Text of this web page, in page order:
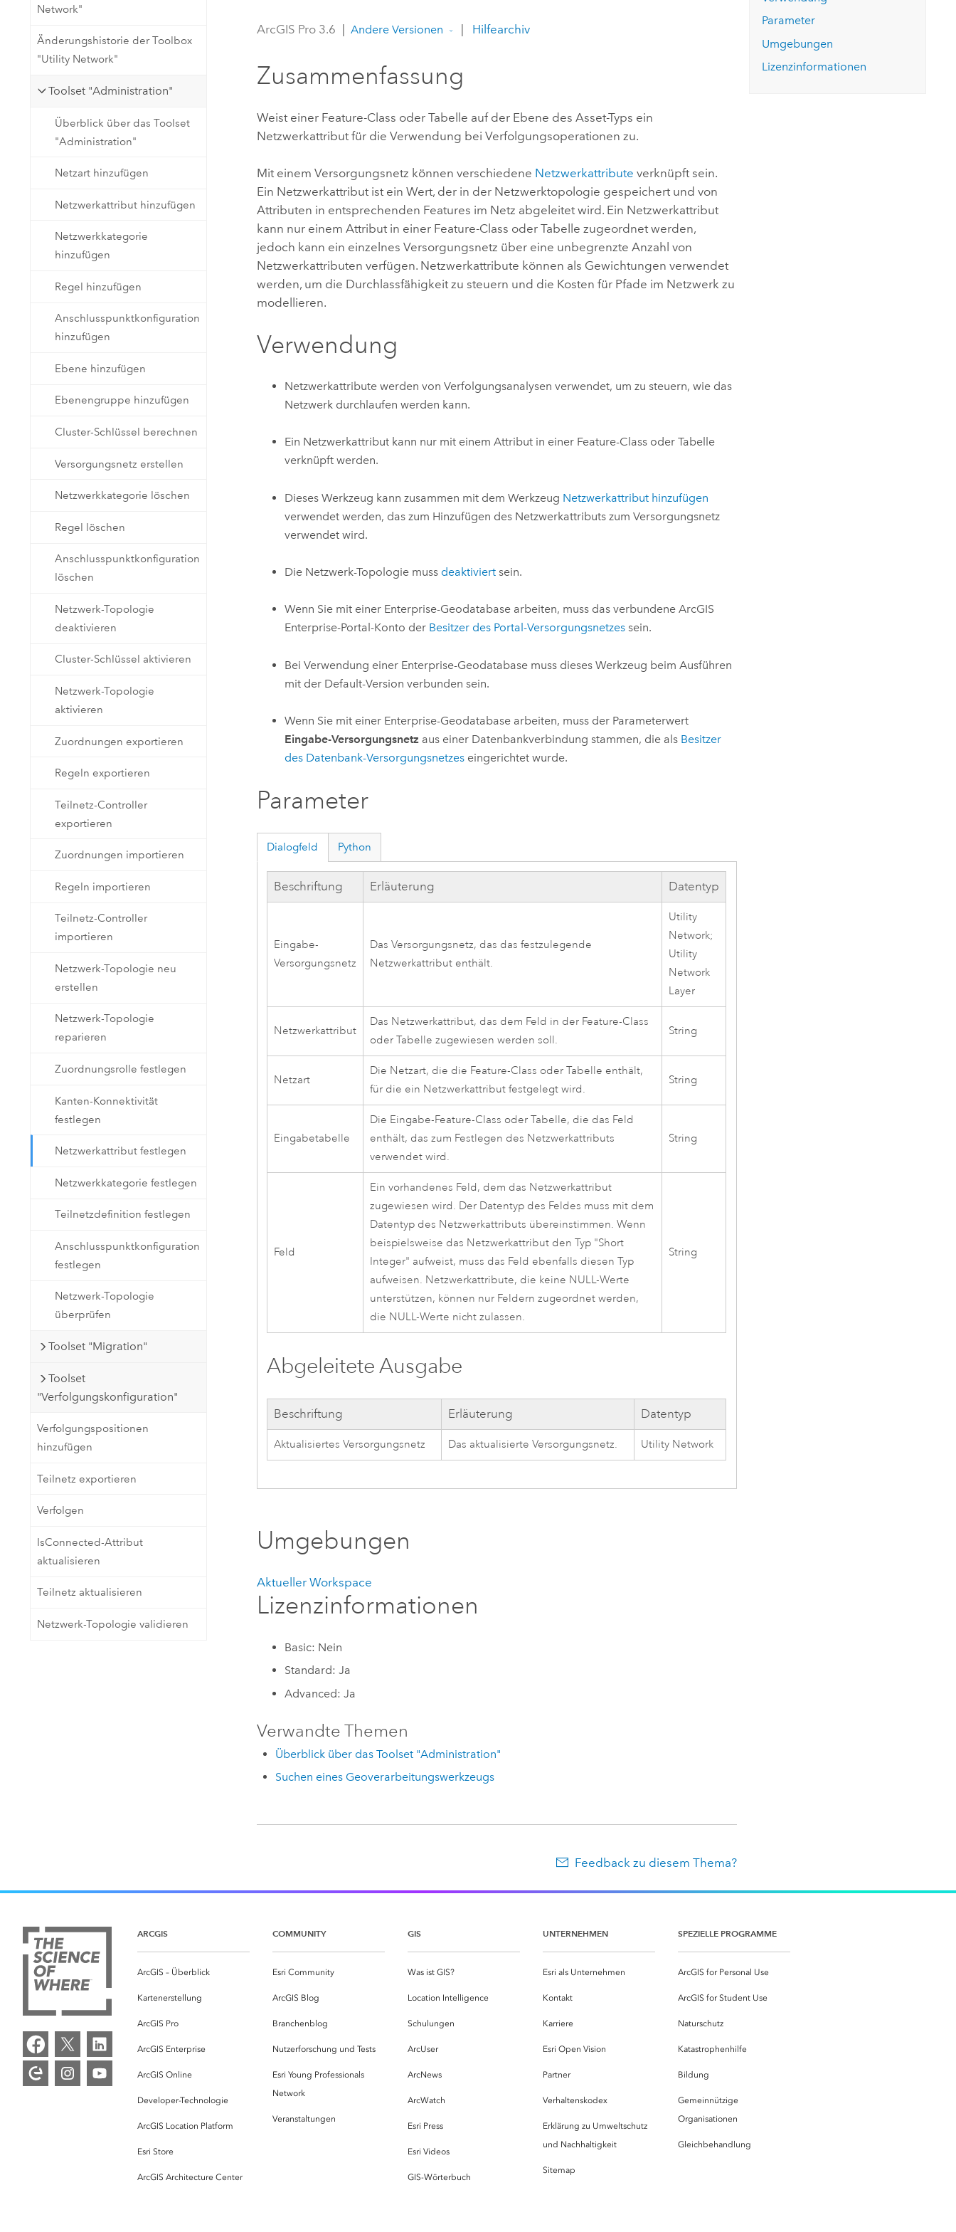
Erstellen Sie Anwendungen für
die Kartenerstellung und
Alle Produkte
aktivieren Sie eine kostenfreie Testversion.
Alle Branchen
Den Kurs erkunden
Die Story lesen
Network"
Änderungshistorie der Toolbox
"Utility Network"
Toolset "Administration"
Überblick über das Toolset
"Administration"
Netzart hinzufügen
Netzwerkattribut hinzufügen
Netzwerkkategorie
hinzufügen
Regel hinzufügen
Anschlusspunktkonfiguration
hinzufügen
Ebene hinzufügen
Ebenengruppe hinzufügen
Cluster-Schlüssel berechnen
Versorgungsnetz erstellen
Netzwerkkategorie löschen
Regel löschen
Anschlusspunktkonfiguration
löschen
Netzwerk-Topologie
deaktivieren
Cluster-Schlüssel aktivieren
Netzwerk-Topologie
aktivieren
Zuordnungen exportieren
Regeln exportieren
Teilnetz-Controller
exportieren
Zuordnungen importieren
Regeln importieren
Teilnetz-Controller
importieren
Netzwerk-Topologie neu
erstellen
Netzwerk-Topologie
reparieren
Zuordnungsrolle festlegen
Kanten-Konnektivität
festlegen
Netzwerkattribut festlegen
Netzwerkkategorie festlegen
Teilnetzdefinition festlegen
Anschlusspunktkonfiguration
festlegen
Netzwerk-Topologie
überprüfen
Toolset "Migration"
Toolset
"Verfolgungskonfiguration"
Verfolgungspositionen
hinzufügen
Teilnetz exportieren
Verfolgen
IsConnected-Attribut
aktualisieren
Teilnetz aktualisieren
Netzwerk-Topologie validieren
ArcGIS Pro 3.6 Andere Versionen Hilfearchiv
Zusammenfassung
Weist einer Feature-Class oder Tabelle auf der Ebene des Asset-Typs ein
Netzwerkattribut für die Verwendung bei Verfolgungsoperationen zu.
Mit einem Versorgungsnetz können verschiedene Netzwerkattribute verknüpft sein.
Ein Netzwerkattribut ist ein Wert, der in der Netzwerktopologie gespeichert und von
Attributen in entsprechenden Features im Netz abgeleitet wird. Ein Netzwerkattribut
kann nur einem Attribut in einer Feature-Class oder Tabelle zugeordnet werden,
jedoch kann ein einzelnes Versorgungsnetz über eine unbegrenzte Anzahl von
Netzwerkattributen verfügen. Netzwerkattribute können als Gewichtungen verwendet
werden, um die Durchlassfähigkeit zu steuern und die Kosten für Pfade im Netzwerk zu
modellieren.
Verwendung
Netzwerkattribute werden von Verfolgungsanalysen verwendet, um zu steuern, wie das
Netzwerk durchlaufen werden kann.
Ein Netzwerkattribut kann nur mit einem Attribut in einer Feature-Class oder Tabelle
verknüpft werden.
Dieses Werkzeug kann zusammen mit dem Werkzeug Netzwerkattribut hinzufügen
verwendet werden, das zum Hinzufügen des Netzwerkattributs zum Versorgungsnetz
verwendet wird.
Die Netzwerk-Topologie muss deaktiviertsein.
Wenn Sie mit einer Enterprise-Geodatabase arbeiten, muss das verbundene ArcGIS
Enterprise-Portal-Konto der Besitzer des Portal-Versorgungsnetzessein.
Bei Verwendung einer Enterprise-Geodatabase muss dieses Werkzeug beim Ausführen
mit der Default-Version verbunden sein.
Wenn Sie mit einer Enterprise-Geodatabase arbeiten, muss der Parameterwert
Eingabe-Versorgungsnetzaus einer Datenbankverbindung stammen, die als Besitzer
des Datenbank-Versorgungsnetzeseingerichtet wurde.
Parameter
Dialogfeld Python
Beschriftung Erläuterung Datentyp
Eingabe-
Versorgungsnetz
Das Versorgungsnetz, das das festzulegende
Netzwerkattribut enthält.
Utility
Network;
Utility
Network
Layer
Netzwerkattribut
Das Netzwerkattribut, das dem Feld in der Feature-Class
oder Tabelle zugewiesen werden soll.
String
Netzart
Die Netzart, die die Feature-Class oder Tabelle enthält,
für die ein Netzwerkattribut festgelegt wird.
String
Eingabetabelle
Die Eingabe-Feature-Class oder Tabelle, die das Feld
enthält, das zum Festlegen des Netzwerkattributs
verwendet wird.
String
Feld
Ein vorhandenes Feld, dem das Netzwerkattribut
zugewiesen wird. Der Datentyp des Feldes muss mit dem
Datentyp des Netzwerkattributs übereinstimmen. Wenn
beispielsweise das Netzwerkattribut den Typ "Short
Integer" aufweist, muss das Feld ebenfalls diesen Typ
aufweisen. Netzwerkattribute, die keine NULL-Werte
unterstützen, können nur Feldern zugeordnet werden,
die NULL-Werte nicht zulassen.
String
Abgeleitete Ausgabe
Beschriftung Erläuterung Datentyp
Aktualisiertes Versorgungsnetz Das aktualisierte Versorgungsnetz. Utility Network
Umgebungen
Aktueller Workspace
Lizenzinformationen
Basic: Nein
Standard: Ja
Advanced: Ja
Verwandte Themen
Überblick über das Toolset "Administration"
Suchen eines Geoverarbeitungswerkzeugs
Feedback zu diesem Thema?
Parameter
Umgebungen
Lizenzinformationen
ARCGIS
ArcGIS – Überblick
Kartenerstellung
ArcGIS Pro
ArcGIS Enterprise
ArcGIS Online
Developer-Technologie
ArcGIS Location Platform
Esri Store
ArcGIS Architecture Center
COMMUNITY
Esri Community
ArcGIS Blog
Branchenblog
Nutzerforschung und Tests
Esri Young Professionals
Network
Veranstaltungen
GIS
Was ist GIS?
Location Intelligence
Schulungen
ArcUser
ArcNews
ArcWatch
Esri Press
Esri Videos
GIS-Wörterbuch
UNTERNEHMEN
Esri als Unternehmen
Kontakt
Karriere
Esri Open Vision
Partner
Verhaltenskodex
Erklärung zu Umweltschutz
und Nachhaltigkeit
Sitemap
SPEZIELLE PROGRAMME
ArcGIS for Personal Use
ArcGIS for Student Use
Naturschutz
Katastrophenhilfe
Bildung
Gemeinnützige
Organisationen
Gleichbehandlung